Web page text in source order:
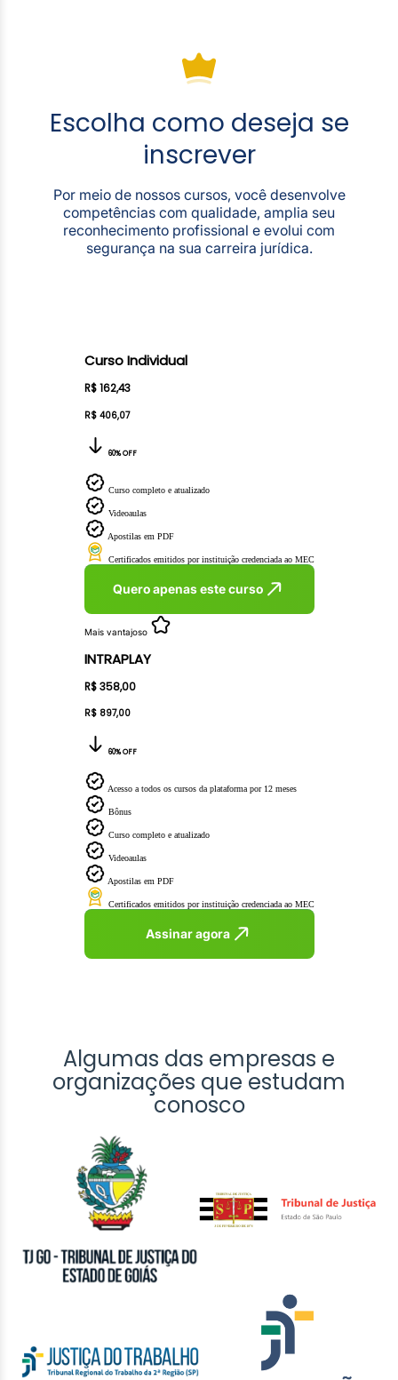
Escolha como deseja se
inscrever
Por meio de nossos cursos, você desenvolve
competências com qualidade, amplia seu
reconhecimento profissional e evolui com
segurança na sua carreira jurídica.
Curso Individual
R$ 162,43
R$ 406,07
60% OFF
Curso completo e atualizado
Videoaulas
Apostilas em PDF
Certificados emitidos por instituição credenciada ao MEC
Quero apenas este curso
Mais vantajoso
INTRAPLAY
R$ 358,00
R$ 897,00
60% OFF
Acesso a todos os cursos da plataforma por 12 meses
Bônus
Curso completo e atualizado
Videoaulas
Apostilas em PDF
Certificados emitidos por instituição credenciada ao MEC
Assinar agora
Algumas das empresas e
organizações que estudam
conosco